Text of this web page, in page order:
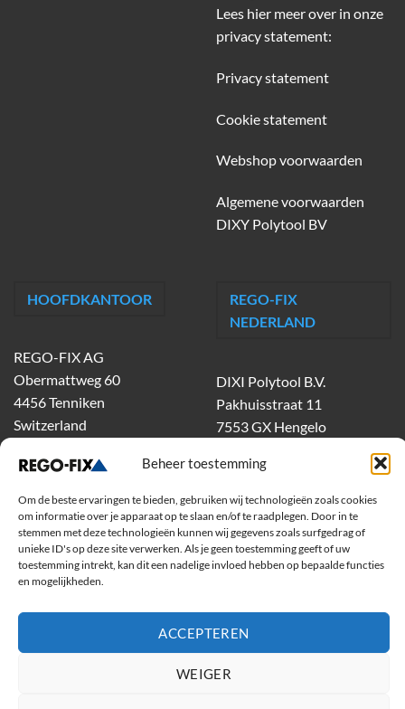
Beheer toestemming
Om de beste ervaringen te bieden, gebruiken wij technologieën zoals cookies
om informatie over je apparaat op te slaan en/of te raadplegen. Door in te
stemmen met deze technologieën kunnen wij gegevens zoals surfgedrag of
unieke ID's op deze site verwerken. Als je geen toestemming geeft of uw
toestemming intrekt, kan dit een nadelige invloed hebben op bepaalde functies
en mogelijkheden.
ACCEPTEREN
WEIGER
Lees hier meer over in onze
privacy statement:
Privacy statement
Cookie statement
Webshop voorwaarden
Algemene voorwaarden
DIXY Polytool BV
HOOFDKANTOOR
REGO-FIX AG
Obermattweg 60
4456 Tenniken
Switzerland
REGO-FIX
NEDERLAND
DIXI Polytool B.V.
Pakhuisstraat 11
7553 GX Hengelo
dixiholland@dixi.com
www.dixipolytool.com
Volg ons op Youtube